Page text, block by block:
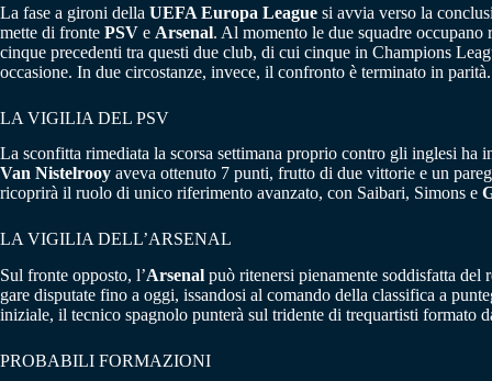
La fase a gironi della UEFA Europa League si avvia verso la
mette di fronte PSV e Arsenal. Al momento le due squadre
cinque precedenti tra questi due club, di cui cinque in Champions
occasione. In due circostanze, invece, il confronto è terminato in parità.
LA VIGILIA DEL PSV
La sconfitta rimediata la scorsa settimana proprio contro gli inglesi ha
Van Nistelrooy aveva ottenuto 7 punti, frutto di due vittorie e un
ricoprirà il ruolo di unico riferimento avanzato, con Saibari, Simons e
LA VIGILIA DELL’ARSENAL
Sul fronte opposto, l’Arsenal può ritenersi pienamente soddisfatta
gare disputate fino a oggi, issandosi al comando della classifica a
iniziale, il tecnico spagnolo punterà sul tridente di trequartisti formato
PROBABILI FORMAZIONI